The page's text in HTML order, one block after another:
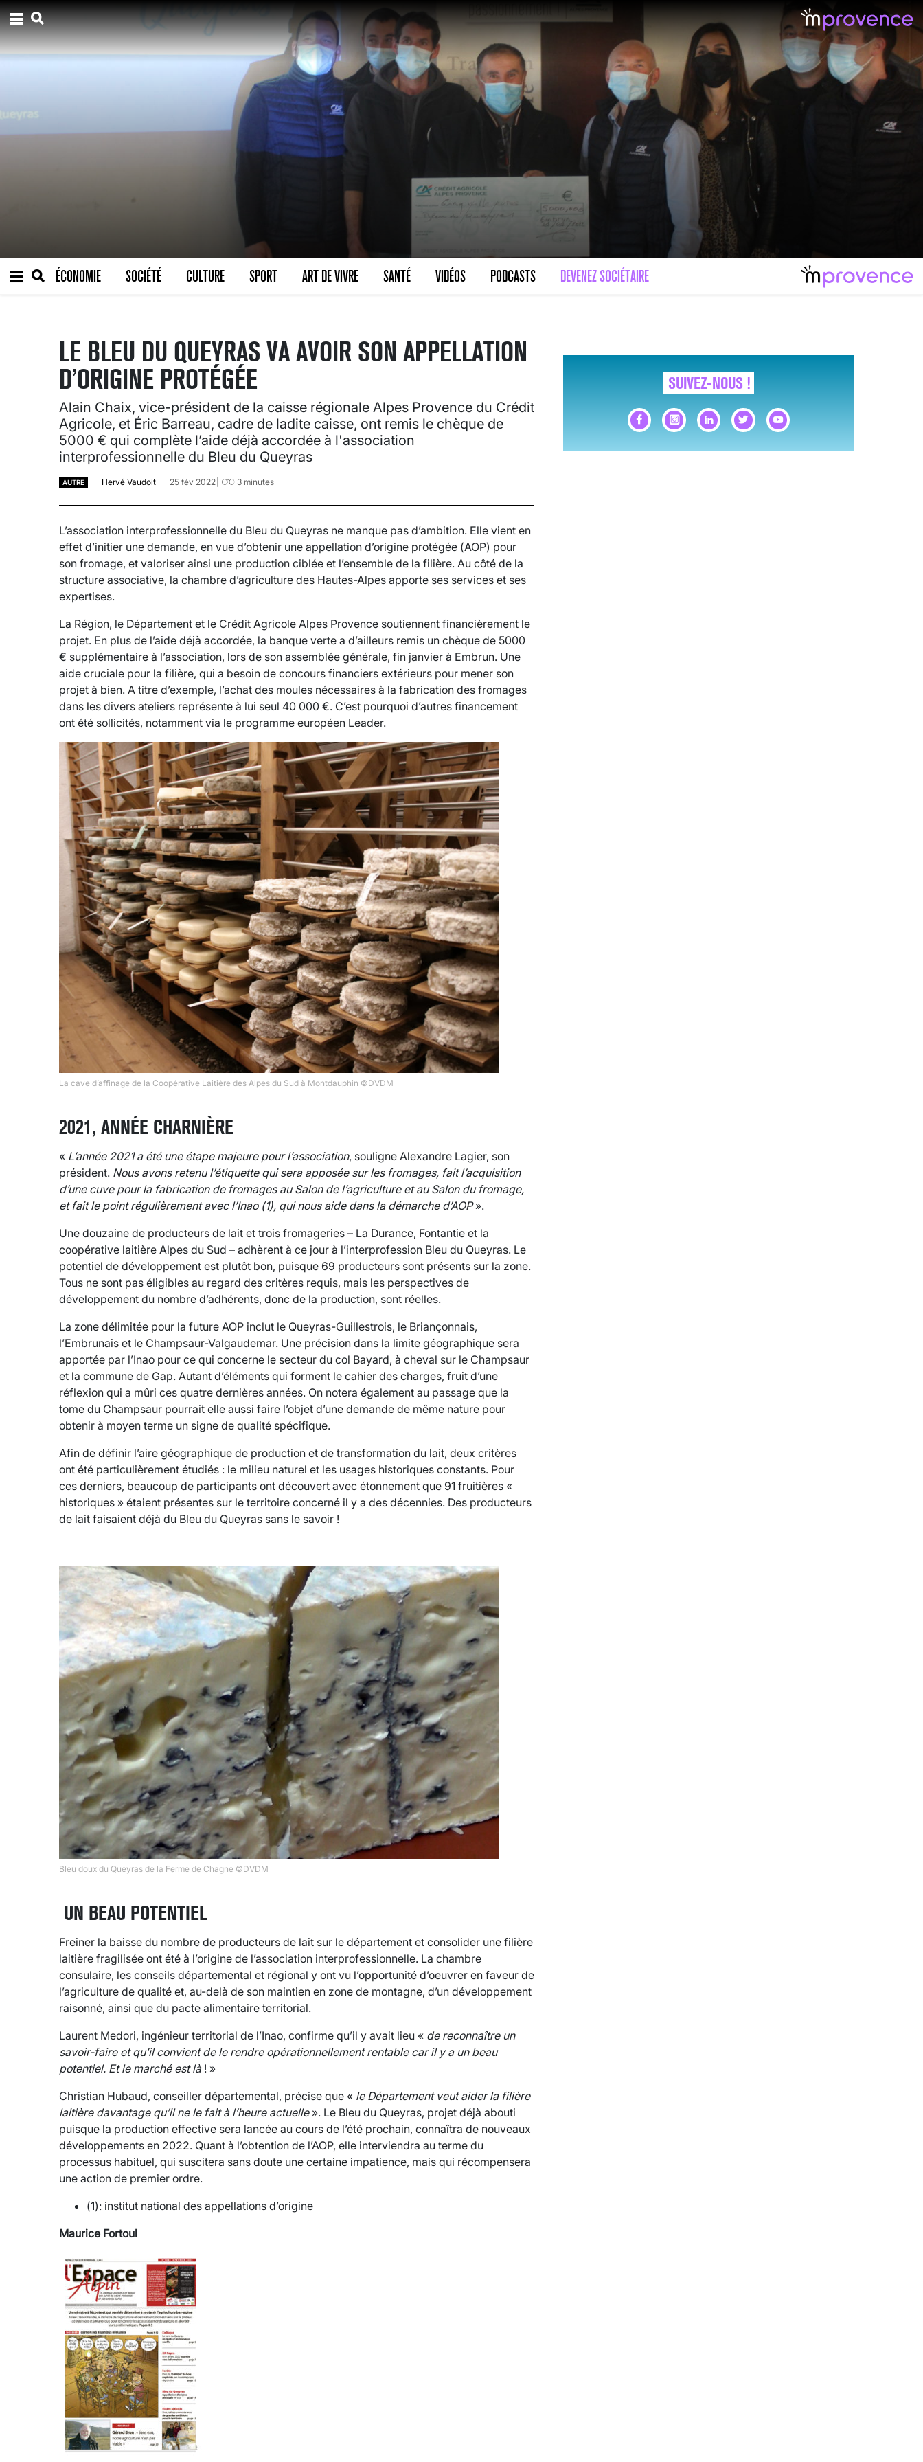
ÉCONOMIE SOCIÉTÉ CULTURE SPORT ART DE VIVRE SANTÉ VIDÉOS PODCASTS DEVENEZ SOCIÉTAIRE
LE BLEU DU QUEYRAS VA AVOIR SON APPELLATION
D’ORIGINE PROTÉGÉE
Alain Chaix, vice-président de la caisse régionale Alpes Provence du Crédit
Agricole, et Éric Barreau, cadre de ladite caisse, ont remis le chèque de
5000 € qui complète l’aide déjà accordée à l'association
interprofessionnelle du Bleu du Queyras
AUTRE Hervé Vaudoit 25 fév 2022 3 minutes
L’association interprofessionnelle du Bleu du Queyras ne manque pas d’ambition. Elle vient en
effet d’initier une demande, en vue d’obtenir une appellation d’origine protégée (AOP) pour
son fromage, et valoriser ainsi une production ciblée et l’ensemble de la filière. Au côté de la
structure associative, la chambre d’agriculture des Hautes-Alpes apporte ses services et ses
expertises.
La Région, le Département et le Crédit Agricole Alpes Provence soutiennent financièrement le
projet. En plus de l’aide déjà accordée, la banque verte a d’ailleurs remis un chèque de 5000
€ supplémentaire à l’association, lors de son assemblée générale, fin janvier à Embrun. Une
aide cruciale pour la filière, qui a besoin de concours financiers extérieurs pour mener son
projet à bien. A titre d’exemple, l’achat des moules nécessaires à la fabrication des fromages
dans les divers ateliers représente à lui seul 40 000 €. C’est pourquoi d’autres financement
ont été sollicités, notamment via le programme européen Leader.
La cave d’affinage de la Coopérative Laitière des Alpes du Sud à Montdauphin ©DVDM
2021, ANNÉE CHARNIÈRE
« L’année 2021 a été une étape majeure pour l’association, souligne Alexandre Lagier, son
président. Nous avons retenu l’étiquette qui sera apposée sur les fromages, fait l’acquisition
d’une cuve pour la fabrication de fromages au Salon de l’agriculture et au Salon du fromage,
et fait le point régulièrementavec l’Inao (1), qui nous aide dans la démarche d’AOP».
Une douzaine de producteurs de lait et trois fromageries – La Durance, Fontantie et la
coopérative laitière Alpes du Sud – adhèrent à ce jour à l’interprofession Bleu du Queyras. Le
potentiel de développement est plutôt bon, puisque 69 producteurs sont présents sur la zone.
Tous ne sont pas éligibles au regard des critères requis, mais les perspectives de
développement du nombre d’adhérents, donc de la production, sont réelles.
La zone délimitée pour la future AOP inclut le Queyras-Guillestrois, le Briançonnais,
l’Embrunais et le Champsaur-Valgaudemar. Une précision dans la limite géographique sera
apportée par l’Inao pour ce qui concerne le secteur du col Bayard, à cheval sur le Champsaur
et la commune de Gap. Autant d’éléments qui forment le cahier des charges, fruit d’une
réflexion qui a mûri ces quatre dernières années. On notera également au passage que la
tome du Champsaur pourrait elle aussi faire l’objet d’une demande de même nature pour
obtenir à moyen terme un signe de qualité spécifique.
Afin de définir l’aire géographique de production et de transformation du lait, deux critères
ont été particulièrement étudiés : le milieu naturel et les usages historiques constants. Pour
ces derniers, beaucoup de participants ont découvert avec étonnement que 91 fruitières «
historiques » étaient présentes sur le territoire concerné il y a des décennies. Des producteurs
de lait faisaient déjà du Bleu du Queyras sans le savoir !
Bleu doux du Queyras de la Ferme de Chagne ©DVDM
UN BEAU POTENTIEL
Freiner la baisse du nombre de producteurs de lait sur le département et consolider une filière
laitière fragilisée ont été à l’origine de l’association interprofessionnelle. La chambre
consulaire, les conseils départemental et régional y ont vu l’opportunité d’oeuvrer en faveur de
l’agriculture de qualité et, au-delà de son maintien en zone de montagne, d’un développement
raisonné, ainsi que du pacte alimentaire territorial.
Laurent Medori, ingénieur territorial de l’Inao, confirme qu’il y avait lieu « de reconnaître un
savoir-faire et qu’il convient de le rendre opérationnellement rentable car il y a un beau
potentiel. Et le marché est là ! »
Christian Hubaud, conseiller départemental, précise que « le Département veut aider la filière
laitière davantage qu’il ne le fait à l’heure actuelle». Le Bleu du Queyras, projet déjà abouti
puisque la production effective sera lancée au cours de l’été prochain, connaîtra de nouveaux
développements en 2022. Quant à l’obtention de l’AOP, elle interviendra au terme du
processus habituel, qui suscitera sans doute une certaine impatience, mais qui récompensera
une action de premier ordre.
(1): institut national des appellations d’origine
Maurice Fortoul
SUIVEZ-NOUS !